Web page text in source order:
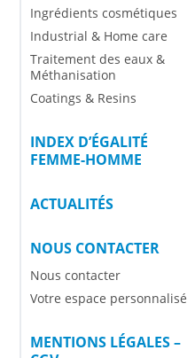
Ingrédients cosmétiques
Industrial & Home care
Traitement des eaux &
Méthanisation
Coatings & Resins
INDEX D’ÉGALITÉ
FEMME-HOMME
ACTUALITÉS
NOUS CONTACTER
Nous contacter
Votre espace personnalisé
MENTIONS LÉGALES –